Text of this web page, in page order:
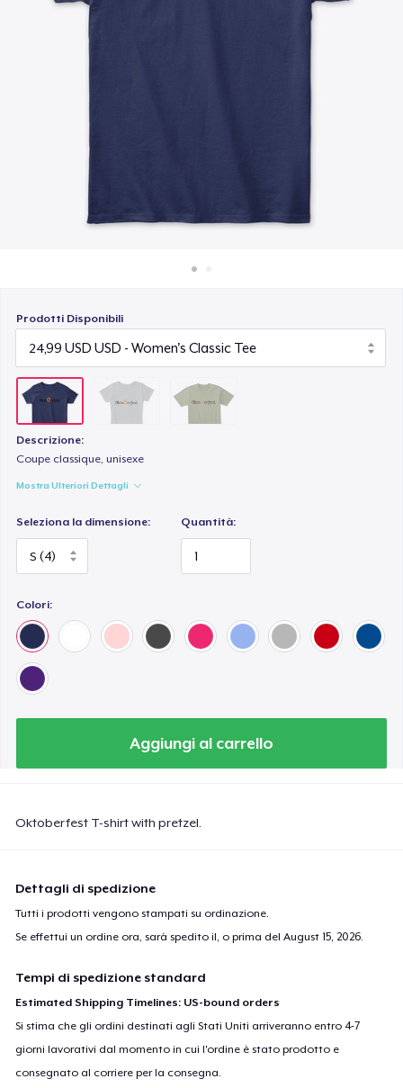
Prodotti Disponibili
Descrizione:
Coupe classique, unisexe
Mostra Ulteriori Dettagli
Seleziona la dimensione: Quantità:
Colori:
Aggiungi al carrello
Oktoberfest T-shirt with pretzel.
Dettagli di spedizione
Tutti i prodotti vengono stampati su ordinazione.
Se effettui un ordine ora, sarà spedito il, o prima delAugust 15, 2026
Tempi di spedizione standard
Estimated Shipping Timelines: US-bound orders
Si stima che gli ordini destinati agli Stati Uniti arriveranno entro 4-7
giorni lavorativi dal momento in cui l'ordine è stato prodotto e
consegnato al corriere per la consegna.